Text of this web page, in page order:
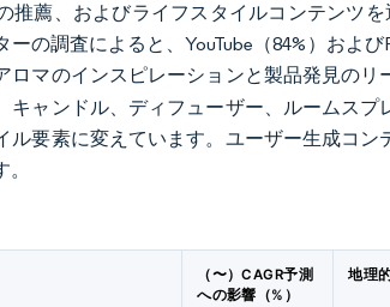
推薦、およびライフスタイルコンテンツ
の調査によると、YouTube（84%）およ
ロマのインスピレーションと製品発見のリ
キャンドル、ディフューザー、ルームス
ル要素に変えています。ユーザー生成コ
（〜）CAGR予測
への影響（%）
地理